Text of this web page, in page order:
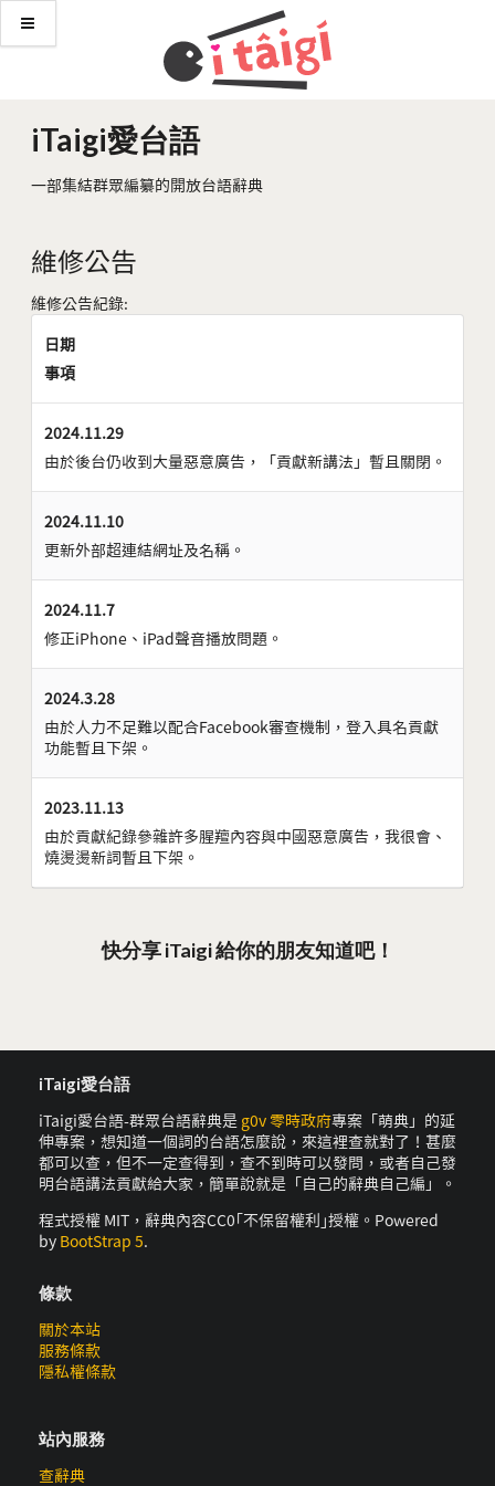
iTaigi愛台語
一部集結群眾編纂的開放台語辭典
維修公告
維修公告紀錄:
日期
事項
2024.11.29
由於後台仍收到大量惡意廣告，「貢獻新講法」暫且關閉。
2024.11.10
更新外部超連結網址及名稱。
2024.11.7
修正iPhone、iPad聲音播放問題。
2024.3.28
由於人力不足難以配合Facebook審查機制，登入具名貢獻
功能暫且下架。
2023.11.13
由於貢獻紀錄參雜許多腥羶內容與中國惡意廣告，我很會、
燒燙燙新詞暫且下架。
快分享 iTaigi 給你的朋友知道吧！
iTaigi愛台語
iTaigi愛台語-群眾台語辭典是 g0v 零時政府專案「萌典」的延
伸專案，想知道一個詞的台語怎麼說，來這裡查就對了！甚麼
都可以查，但不一定查得到，查不到時可以發問，或者自己發
明台語講法貢獻給大家，簡單說就是「自己的辭典自己編」。
程式授權 MIT，辭典內容CC0｢不保留權利｣授權。Powered
by BootStrap 5.
條款
關於本站
服務條款
隱私權條款
站內服務
查辭典